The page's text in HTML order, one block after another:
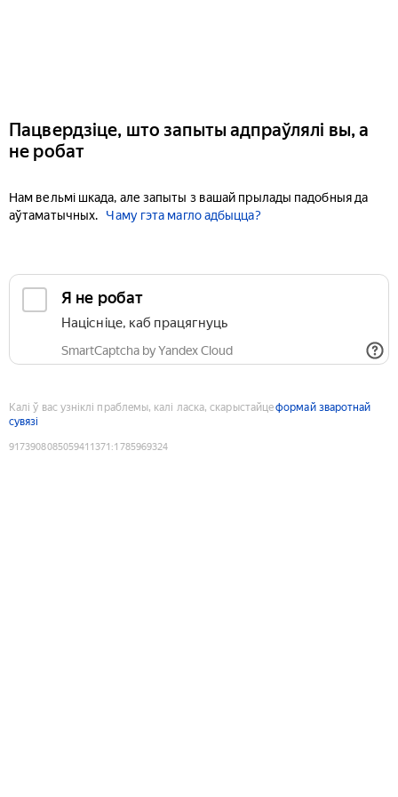
Пацвердзіце, што запыты адпраўлялі вы, а
не робат
Нам вельмі шкада, але запыты з вашай прылады падобныя да
аўтаматычных.
Чаму гэта магло адбыцца?
Я не робат
Націсніце, каб працягнуць
SmartCaptcha by Yandex Cloud
Калі ў вас узніклі праблемы, калі ласка, скарыстайцеформай зваротнай
сувязі
9173908085059411371 :1785969324